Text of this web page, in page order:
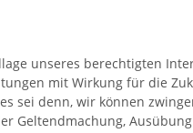
unseres berechtigten
mit Wirkung für die
sei denn, wir können
Geltendmachung,